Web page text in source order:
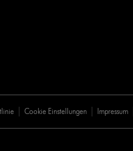
Cookie Einstellungen Impressum